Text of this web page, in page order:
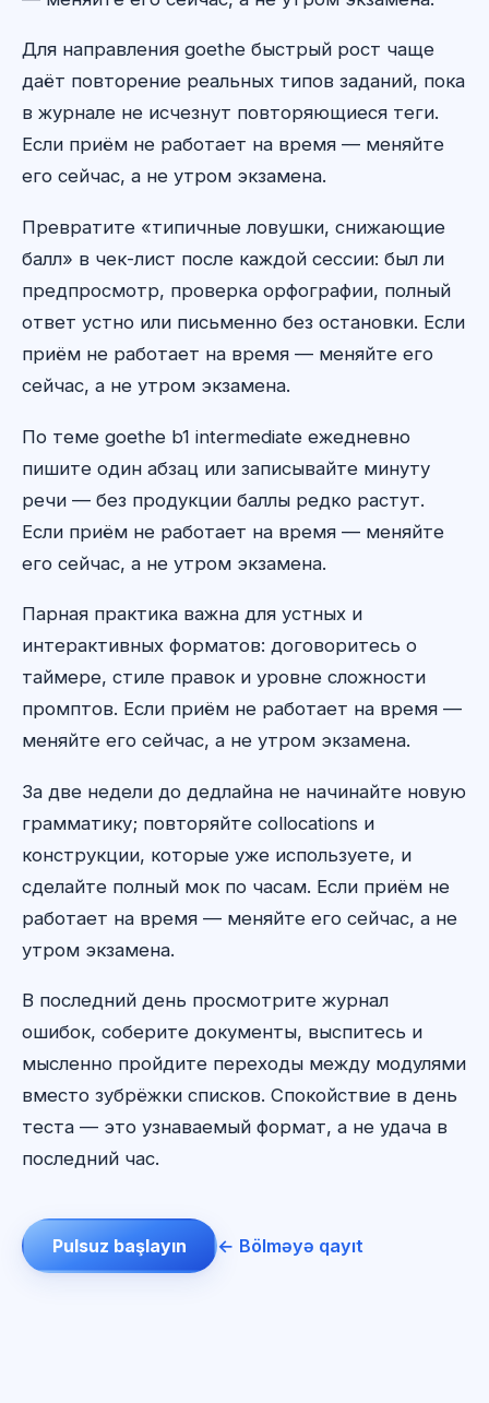
Для направления goethe быстрый рост чаще
даёт повторение реальных типов заданий, пока
в журнале не исчезнут повторяющиеся теги.
Если приём не работает на время — меняйте
его сейчас, а не утром экзамена.
Превратите «типичные ловушки, снижающие
балл» в чек-лист после каждой сессии: был ли
предпросмотр, проверка орфографии, полный
ответ устно или письменно без остановки. Если
приём не работает на время — меняйте его
сейчас, а не утром экзамена.
По теме goethe b1 intermediate ежедневно
пишите один абзац или записывайте минуту
речи — без продукции баллы редко растут.
Если приём не работает на время — меняйте
его сейчас, а не утром экзамена.
Парная практика важна для устных и
интерактивных форматов: договоритесь о
таймере, стиле правок и уровне сложности
промптов. Если приём не работает на время —
меняйте его сейчас, а не утром экзамена.
За две недели до дедлайна не начинайте новую
грамматику; повторяйте collocations и
конструкции, которые уже используете, и
сделайте полный мок по часам. Если приём не
работает на время — меняйте его сейчас, а не
утром экзамена.
В последний день просмотрите журнал
ошибок, соберите документы, выспитесь и
мысленно пройдите переходы между модулями
вместо зубрёжки списков. Спокойствие в день
теста — это узнаваемый формат, а не удача в
последний час.
Pulsuz başlayın ← Bölməyə qayıt